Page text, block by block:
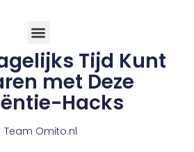
Tijd Kunt
met Deze
Hacks
Team Omito.nl